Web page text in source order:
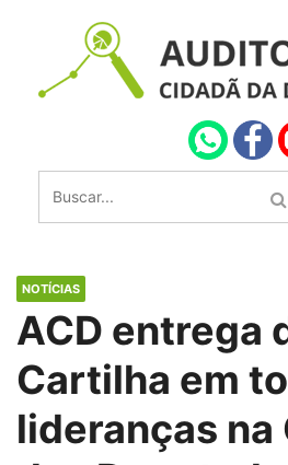
NOTÍCIAS
ACD entrega
Cartilha em
lideranças na